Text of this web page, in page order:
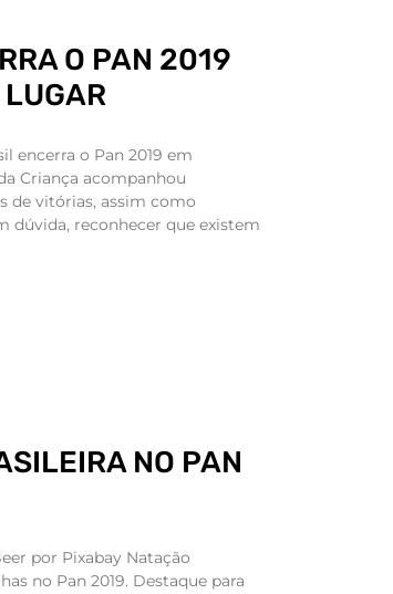
O PAN 2019
encerra o Pan 2019 em
Criança acompanhou
de vitórias, assim como
dúvida, reconhecer que existem
NO PAN
por Pixabay Natação
no Pan 2019. Destaque para